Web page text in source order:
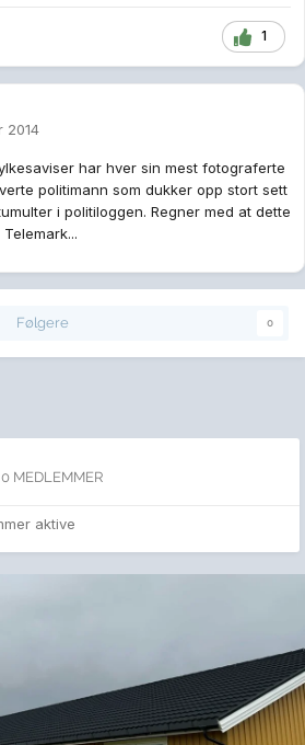
1
2014
har hver sin mest fotograferte
politimann som dukker opp stort sett
i politiloggen. Regner med at dette
Følgere 0
0 MEDLEMMER
aktive